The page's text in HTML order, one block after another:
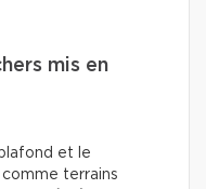
mis en
et le
comme terrains